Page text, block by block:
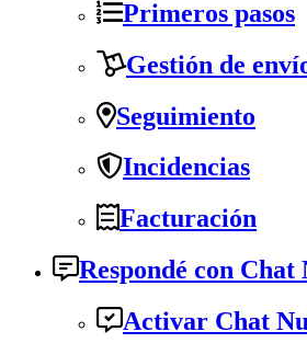
Primeros pasos
Gestión de
Seguimiento
Incidencias
Facturación
Respondé con Chat
Activar Chat